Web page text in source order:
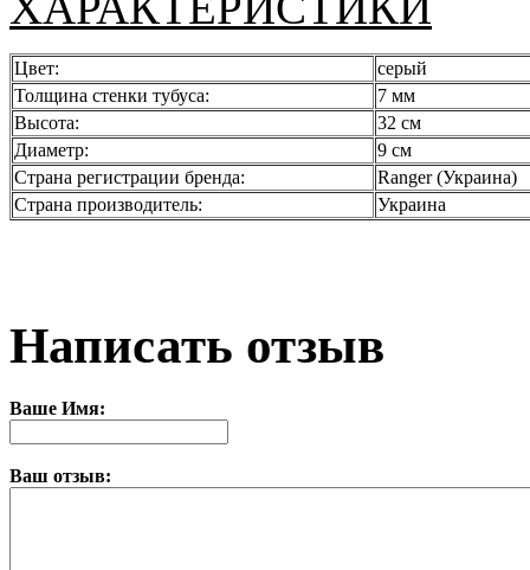
Цвет:
серый
Толщина стенки тубуса:
7 мм
Высота:
32 см
Диаметр:
9 см
Страна регистрации бренда:
Ranger (Украина)
Страна производитель:
Украина
Написать отзыв
Ваше Имя:
Ваш отзыв: